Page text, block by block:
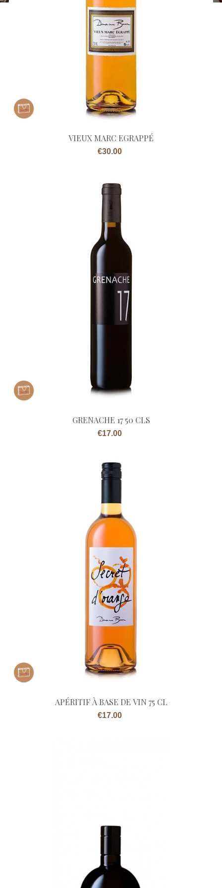
VIEUX MARC EGRAPPÉ
Price
€30.00
GRENACHE 17 50 CLS
Price
€17.00
APÉRITIF À BASE DE VIN 75 CL
Price
€17.00